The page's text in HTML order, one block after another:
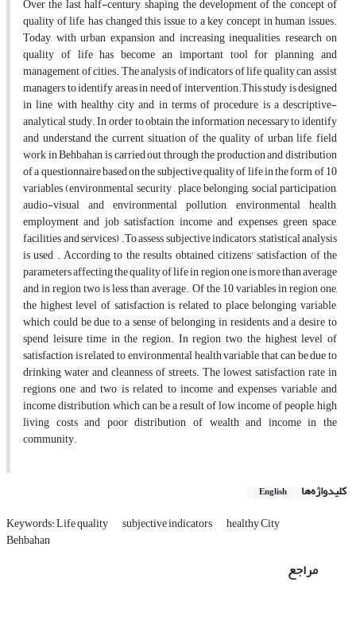
Over the last half-century, shaping the development of the concept of
quality of life, has changed this issue to a key concept in human issues.
Today, with urban expansion and increasing inequalities, research on
quality of life has become an important tool for planning and
management of cities. The analysis of indicators of life quality can assist
managers to identify areas in need of intervention.This study is designed
in line with healthy city and in terms of procedure is a descriptive-
analytical study. In order to obtain the information necessary to identify
and understand the current situation of the quality of urban life, field
work in Behbahan is carried out through the production and distribution
of a questionnaire based on the subjective quality of life in the form of 10
variables (environmental security , place belonging, social participation,
audio-visual and environmental pollution, environmental health,
employment and job satisfaction, income and expenses, green space,
facilities and services) .To assess subjective indicators, statistical analysis
is used . According to the results obtained, citizens' satisfaction of the
parameters affecting the quality of life in region one is more than average
and in region two is less than average. Of the 10 variables in region one,
the highest level of satisfaction is related to place belonging variable,
which could be due to a sense of belonging in residents and a desire to
spend leisure time in the region. In region two, the highest level of
satisfaction is related to environmental health variable that can be due to
drinking water and cleanness of streets. The lowest satisfaction rate in
regions one and two is related to income and expenses variable and
income distribution, which can be a result of low income of people, high
living costs and poor distribution of wealth and income in the
community.
کلیدواژه‌ها English
Keywords: Life quality subjective indicators healthy City
Behbahan
مراجع